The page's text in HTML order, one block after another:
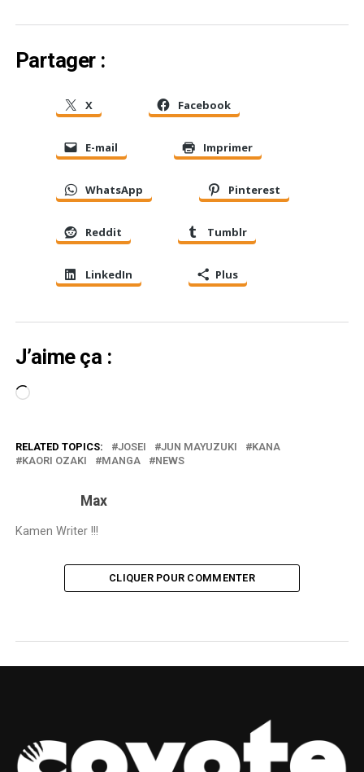
Partager :
X Facebook
E-mail Imprimer
WhatsApp Pinterest
Reddit Tumblr
LinkedIn Plus
J’aime ça :
Chargement…
RELATED TOPICS: JOSEI JUN MAYUZUKI
KANA
KAORI OZAKI
MANGA NEWS
Max
Kamen Writer !!!
CLIQUER POUR COMMENTER